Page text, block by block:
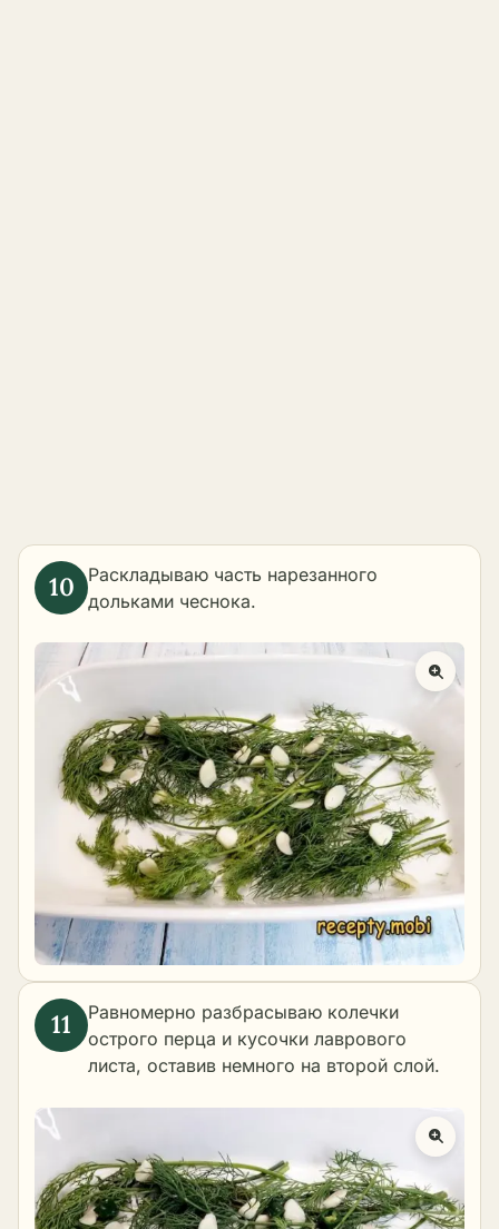
Раскладываю часть нарезанного
дольками чеснока.
Равномерно разбрасываю колечки
острого перца и кусочки лаврового
листа, оставив немного на второй слой.